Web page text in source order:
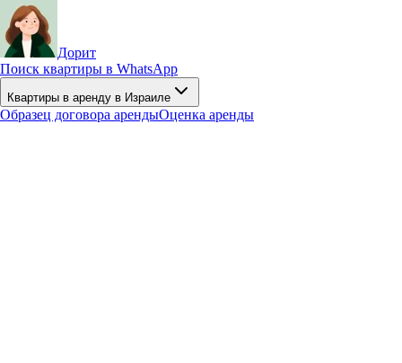
Дорит
Поиск квартиры в WhatsApp
Квартиры в аренду в Израиле
Образец договора арендыОценка аренды